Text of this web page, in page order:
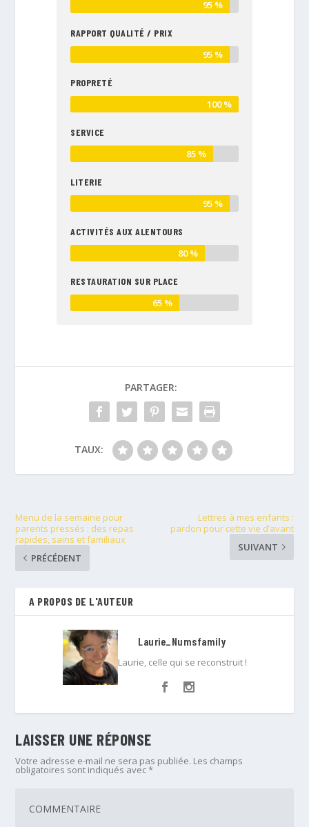
95 %
RAPPORT QUALITÉ / PRIX
95 %
PROPRETÉ
100 %
SERVICE
85 %
LITERIE
95 %
ACTIVITÉS AUX ALENTOURS
80 %
RESTAURATION SUR PLACE
65 %
PARTAGER:
TAUX:
Menu de la semaine pour
parents pressés : des repas
rapides, sains et familiaux
PRÉCÉDENT
Lettres à mes enfants :
pardon pour cette vie d’avant
SUIVANT
A PROPOS DE L'AUTEUR
Laurie_Numsfamily
Laurie, celle qui se reconstruit !
LAISSER UNE RÉPONSE
Votre adresse e-mail ne sera pas publiée. Les champs
obligatoires sont indiqués avec*